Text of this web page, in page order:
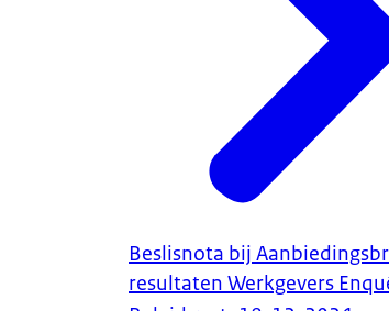
Beslisnota bij
resultaten Werkgevers